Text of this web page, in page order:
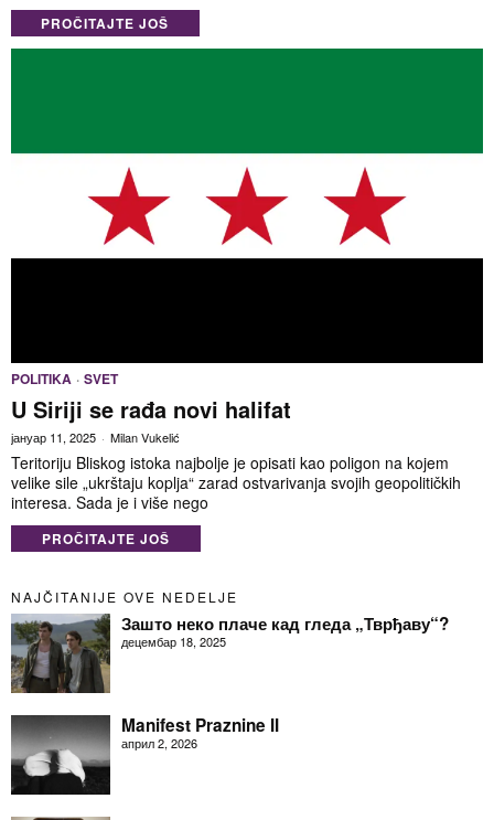
PROČITAJTE JOŠ
POLITIKA · SVET
U Siriji se rađa novi halifat
јануар 11, 2025 Milan Vukelić
Teritoriju Bliskog istoka najbolje je opisati kao poligon na kojem
velike sile „ukrštaju koplja“ zarad ostvarivanja svojih geopolitičkih
interesa. Sada je i više nego
PROČITAJTE JOŠ
NAJČITANIJE OVE NEDELJE
Зашто неко плаче кад гледа „Тврђаву“?
децембар 18, 2025
Manifest Praznine II
април 2, 2026